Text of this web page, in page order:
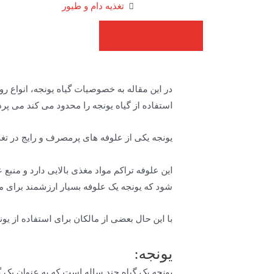
تغذیه دام و طیور
در این مقاله به خصوصیات گیاه یونجه،
استفاده از گیاه یونجه را محدود می کند می
یونجه یکی از علوفه های پرمصرف و رایج در
این علوفه تراکم مواد مغذی بالایی دارد و
شود که یونجه یک علوفه بسیار ارزشمند
با این حال بعضی از مالکان برای استفاده از
یونجه: